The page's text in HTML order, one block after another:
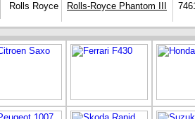
Rolls Royce Rolls-Royce Phantom III